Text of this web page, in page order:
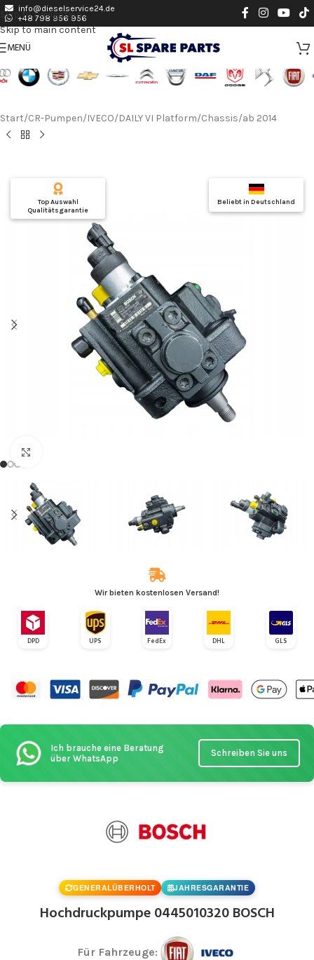
Skip to navigation
Skip to main content
info@dieselservice24.de
+48 798 956 956
MENÜ
Start/CR-Pumpen/IVECO/DAILY VI Platform/Chassis/ab 2014
Beliebt in Deutschland
Top Auswahl
Qualitätsgarantie
Wir bieten kostenlosen Versand!
DPD UPS FedEx DHL GLS
Ich brauche eine Beratung
über WhatsApp
Schreiben Sie uns
GENERALÜBERHOLT JAHRESGARANTIE
Hochdruckpumpe 0445010320 BOSCH
Für Fahrzeuge: